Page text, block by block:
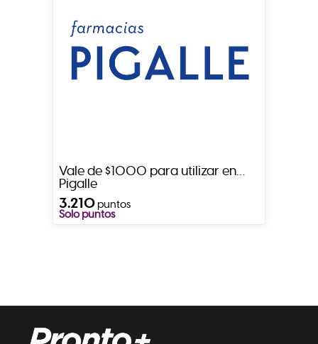
Vale de $1000 para utilizar en
Pigalle
3.210puntos
Solo puntos